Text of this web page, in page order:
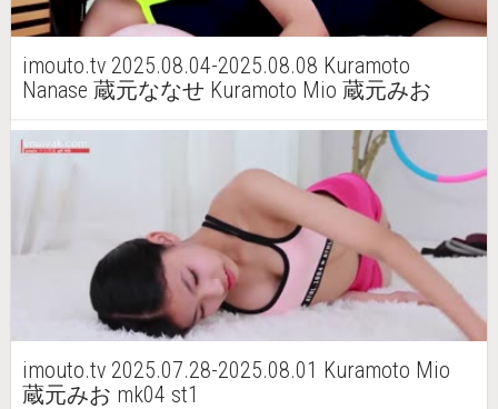
imouto.tv 2025.08.04-2025.08.08 Kuramoto
Nanase 蔵元ななせ Kuramoto Mio 蔵元みお
imouto.tv 2025.07.28-2025.08.01 Kuramoto Mio
蔵元みお mk04 st1